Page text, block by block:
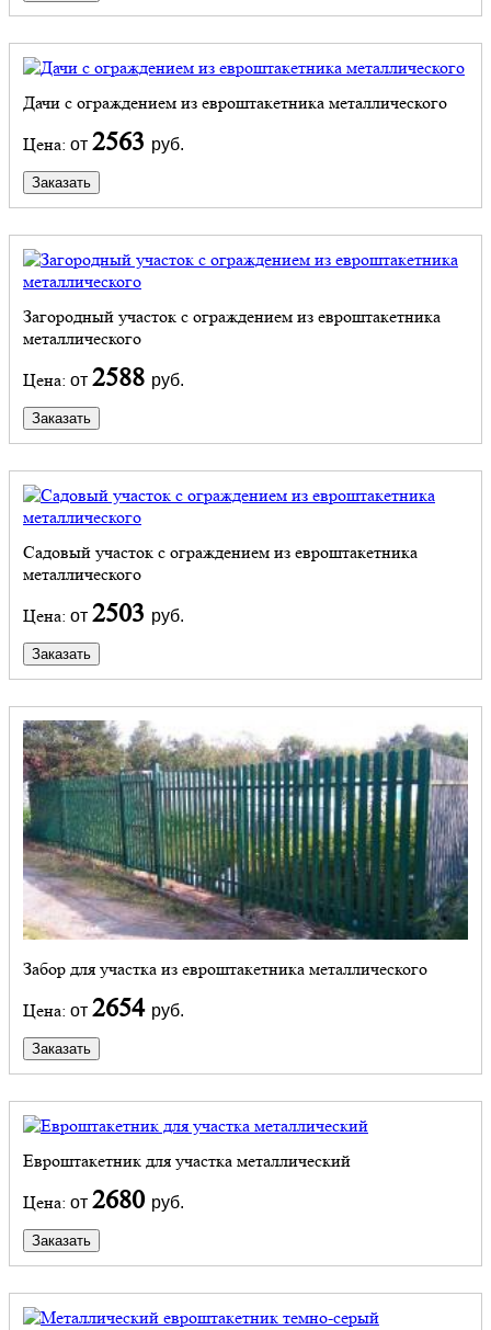
Дачи с ограждением из евроштакетника металлического
Цена: от 2563 руб.
Заказать
Загородный участок с ограждением из евроштакетника
металлического
Цена: от 2588 руб.
Заказать
Садовый участок с ограждением из евроштакетника
металлического
Цена: от 2503 руб.
Заказать
Забор для участка из евроштакетника металлического
Цена: от 2654 руб.
Заказать
Евроштакетник для участка металлический
Цена: от 2680 руб.
Заказать